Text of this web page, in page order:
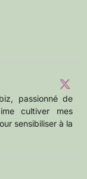
passionné de
cultiver mes
sensibiliser à la